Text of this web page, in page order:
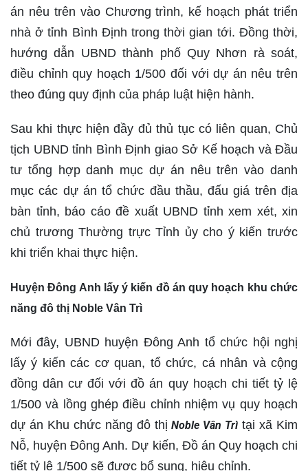
án nêu trên vào Chương trình, kế hoạch phát triển
nhà ở tỉnh Bình Định trong thời gian tới. Đồng thời,
hướng dẫn UBND thành phố Quy Nhơn rà soát,
điều chỉnh quy hoạch 1/500 đối với dự án nêu trên
theo đúng quy định của pháp luật hiện hành.
Sau khi thực hiện đầy đủ thủ tục có liên quan, Chủ
tịch UBND tỉnh Bình Định giao Sở Kế hoạch và Đầu
tư tổng hợp danh mục dự án nêu trên vào danh
mục các dự án tổ chức đầu thầu, đấu giá trên địa
bàn tỉnh, báo cáo đề xuất UBND tỉnh xem xét, xin
chủ trương Thường trực Tỉnh ủy cho ý kiến trước
khi triển khai thực hiện.
Huyện Đông Anh lấy ý kiến đồ án quy hoạch khu chức
năng đô thị Noble Vân Trì
Mới đây, UBND huyện Đông Anh tổ chức hội nghị
lấy ý kiến các cơ quan, tổ chức, cá nhân và cộng
đồng dân cư đối với đồ án quy hoạch chi tiết tỷ lệ
1/500 và lồng ghép điều chỉnh nhiệm vụ quy hoạch
dự án Khu chức năng đô thịNoble Vân Trì tại xã Kim
Nỗ, huyện Đông Anh. Dự kiến, Đồ án Quy hoạch chi
tiết tỷ lệ 1/500 sẽ được bổ sung, hiệu chỉnh.